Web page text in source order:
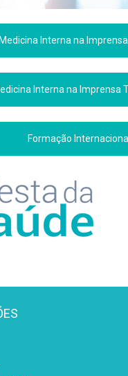
Medicina Interna na
Interna na Imprensa
Formação Internacional